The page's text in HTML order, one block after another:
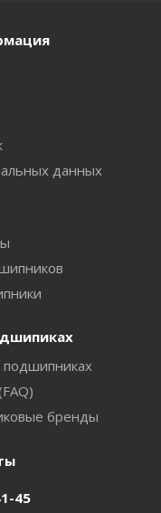
данных
бренды
45